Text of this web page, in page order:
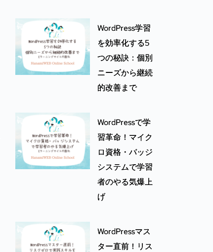
WordPress学習
を効率化する5
つの秘訣：個別
ニーズから継続
的改善まで
WordPressで学
習革命！マイク
ロ資格・バッジ
システムで学習
者のやる気爆上
げ
WordPressマス
ター直前！リス